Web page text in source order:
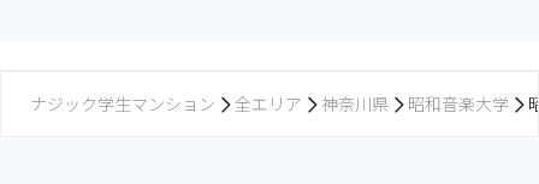
ナジック学生マンション 全エリア 神奈川県 昭和音楽大学